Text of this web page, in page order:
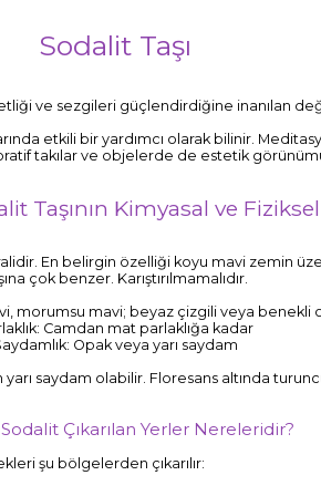
Sodalit Taşı
ve sezgileri güçlendirdiğine inanılan
etkili bir yardımcı olarak bilinir.
takılar ve objelerde de estetik
Taşının Kimyasal ve
En belirgin özelliği koyu mavi zemin
çok benzer. Karıştırılmamalıdır.
morumsu mavi; beyaz çizgili veya benekli
Camdan mat parlaklığa kadar
Opak veya yarı saydam
saydam olabilir. Floresans altında
Sodalit Çıkarılan Yerler Nereleridir?
şu bölgelerden çıkarılır: